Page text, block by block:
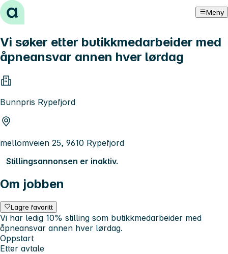
Hopp til innhold Meny
Vi søker etter butikkmedarbeider med
åpneansvar annen hver lørdag
Bunnpris Rypefjord
mellomveien 25, 9610 Rypefjord
Stillingsannonsen er inaktiv.
Om jobben
Lagre favoritt
Vi har ledig 10% stilling som butikkmedarbeider med
åpneansvar annen hver lørdag.
Oppstart
Etter avtale